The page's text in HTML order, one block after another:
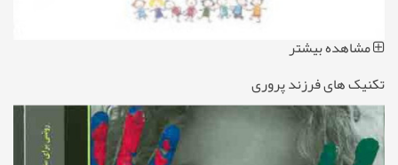
مشاهده بیشتر
تکنیک های فرزند پروری